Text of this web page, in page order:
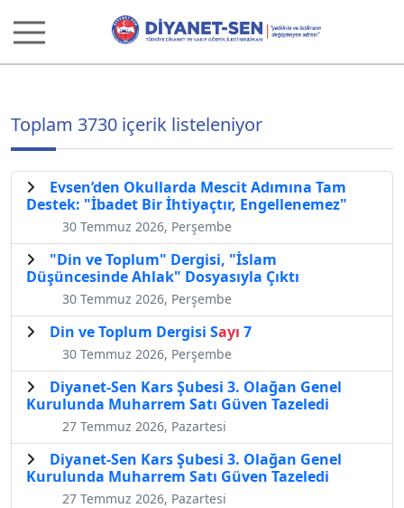
Toplam 3730 içerik listeleniyor
Evsen’den Okullarda Mescit Adımına Tam
Destek: "İbadet Bir İhtiyaçtır, Engellenemez"
30 Temmuz 2026, Perşembe
"Din ve Toplum" Dergisi, "İslam
Düşüncesinde Ahlak" Dosyasıyla Çıktı
30 Temmuz 2026, Perşembe
Din ve Toplum Dergisi Sayı 7
30 Temmuz 2026, Perşembe
Diyanet-Sen Kars Şubesi 3. Olağan Genel
Kurulunda Muharrem Satı Güven Tazeledi
27 Temmuz 2026, Pazartesi
Diyanet-Sen Kars Şubesi 3. Olağan Genel
Kurulunda Muharrem Satı Güven Tazeledi
27 Temmuz 2026, Pazartesi